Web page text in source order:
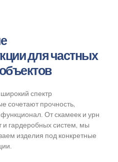
для частных
спектр
сочетают прочность,
От скамеек и урн
и гардеробных систем, мы
изделия под конкретные